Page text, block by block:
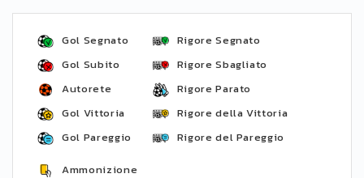
Gol Segnato
Gol Subito
Autorete
Gol Vittoria
Gol Pareggio
Rigore Segnato
Rigore Sbagliato
Rigore Parato
Rigore della Vittoria
Rigore del Pareggio
Ammonizione